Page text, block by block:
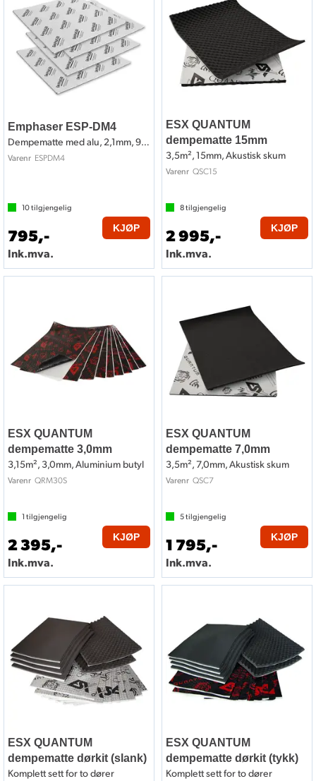
Emphaser ESP-DM4
Dempematte med alu, 2,1mm, 90x30cm, 4stk
Varenr ESPDM4
10tilgjengelig
795,-
Ink.mva.
KJØP
ESX QUANTUM
dempematte 15mm
3,5m², 15mm, Akustisk skum
Varenr QSC15
8tilgjengelig
2 995,-
Ink.mva.
KJØP
ESX QUANTUM
dempematte 3,0mm
3,15m², 3,0mm, Aluminium butyl
Varenr QRM30S
1 tilgjengelig
2 395,-
Ink.mva.
KJØP
ESX QUANTUM
dempematte 7,0mm
3,5m², 7,0mm, Akustisk skum
Varenr QSC7
5tilgjengelig
1 795,-
Ink.mva.
KJØP
ESX QUANTUM
dempematte dørkit (slank)
Komplett sett for to dører
ESX QUANTUM
dempematte dørkit (tykk)
Komplett sett for to dører